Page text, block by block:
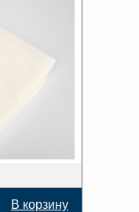
В корзину